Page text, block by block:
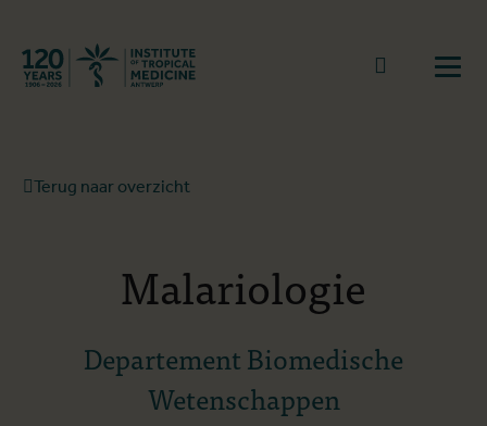
Terug naar start
Naar
Terug naar overzicht
Malariologie
Departement Biomedische
Wetenschappen